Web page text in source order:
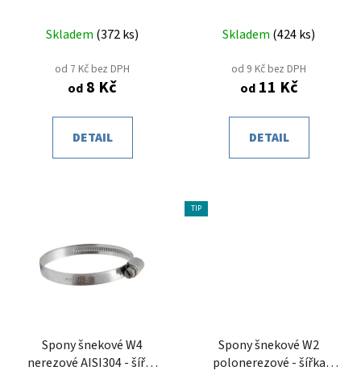
Skladem (372 ks)
od 7 Kč bez DPH
od 8 Kč
DETAIL
Skladem (424 ks)
od 9 Kč bez DPH
od11 Kč
DETAIL
Spony šnekové W4
nerezové AISI304 - šířka
TIP
Spony šnekové W2
polonerezové - šířka